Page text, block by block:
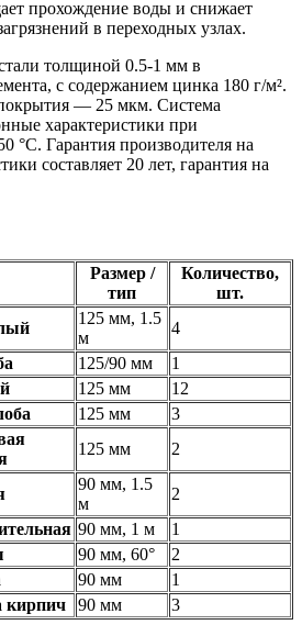
прохождение воды и снижает
в переходных узлах.
толщиной 0.5-1 мм в
с содержанием цинка 180 г/м².
— 25 мкм. Система
характеристики при
°C. Гарантия производителя на
составляет 20 лет, гарантия на
Размер /
тип
Количество,
шт.
125 мм, 1.5
м
4
125/90 мм
1
125 мм
12
125 мм
3
125 мм 2
90 мм, 1.5
м
2
90 мм, 1 м
1
90 мм, 60°
2
90 мм
1
кирпич
90 мм 3